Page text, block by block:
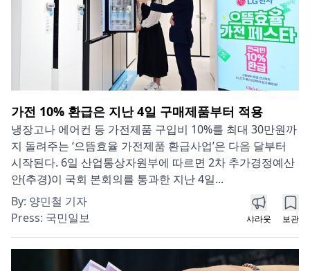
가전 10% 환급은 지난 4일 구매제품부터 적용
냉장고나 에어컨 등 가전제품 구입비 10%를 최대 30만원까
지 돌려주는 ‘으뜸효율 가전제품 환급사업’은 다음 달부터
시작된다. 6일 산업통상자원부에 따르면 2차 추가경정예산
안(추경)이 국회 본회의를 통과한 지난 4일...
By: 양민철 기자
Press: 국민일보 샤라웃 보관